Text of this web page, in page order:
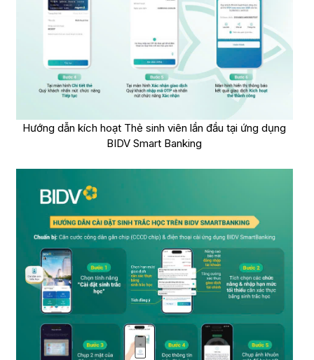
Hướng dẫn kích hoạt Thẻ sinh viên lần đầu tại ứng dụng
BIDV Smart Banking